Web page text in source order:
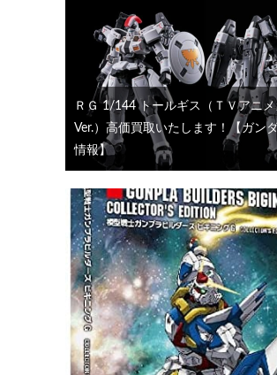
ＲＧ 1/144 トールギス（ＴＶアニ
Ver.）高価買取いたします！【ガン
情報】